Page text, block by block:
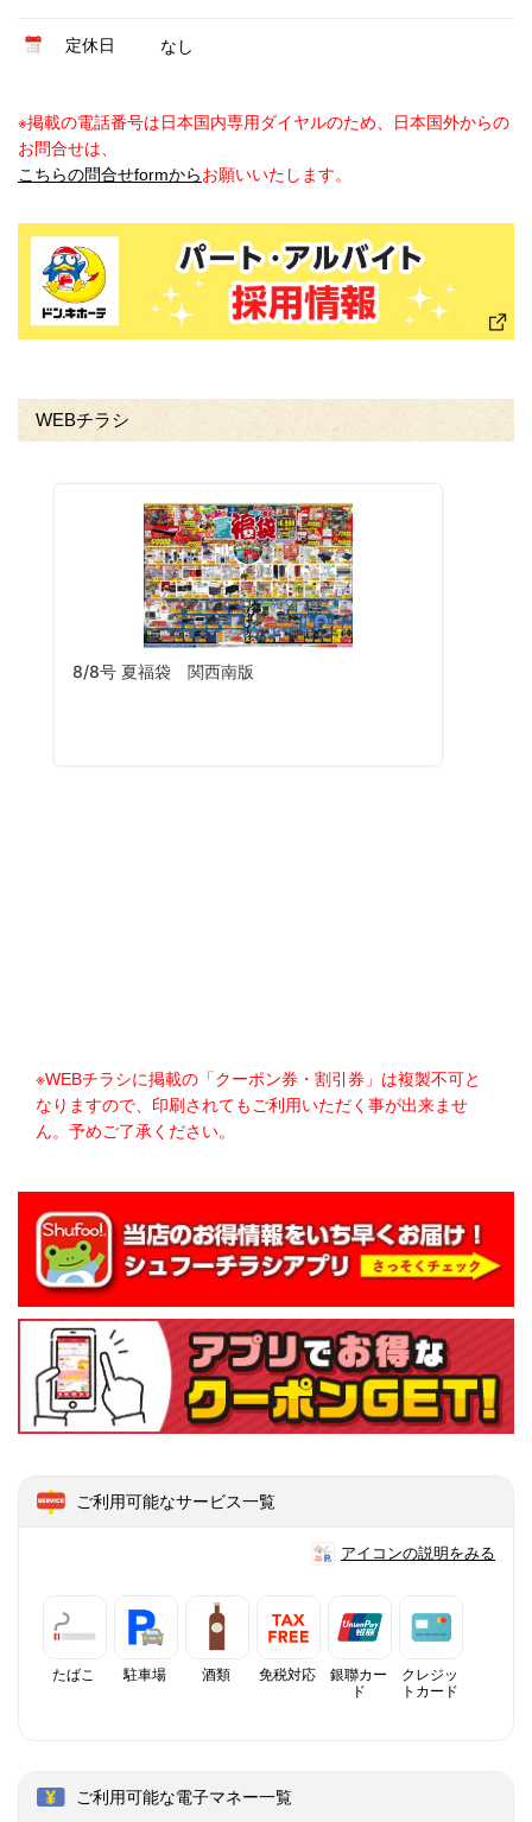
定休日 なし
※掲載の電話番号は日本国内専用ダイヤルのため、日本国外からの
お問合せは、
こちらの問合せformからお願いいたします。
WEBチラシ
※WEBチラシに掲載の「クーポン券・割引券」は複製不可と
なりますので、印刷されてもご利用いただく事が出来ませ
ん。予めご了承ください。
ご利用可能なサービス一覧
アイコンの説明をみる
たばこ 駐車場 酒類 免税対応
銀聯カー
ド
クレジッ
トカード
ご利用可能な電子マネー一覧